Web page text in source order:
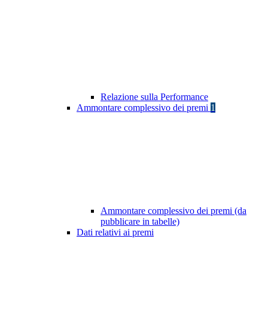
Relazione sulla Performance
Ammontare complessivo dei premi 1
Ammontare complessivo dei premi (da
pubblicare in tabelle)
Dati relativi ai premi